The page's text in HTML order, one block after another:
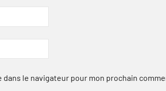
le navigateur pour mon prochain